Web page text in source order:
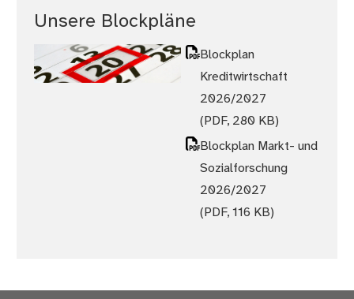
Unsere Blockpläne
Blockplan
Kreditwirtschaft
2026/2027
(PDF, 280 KB)
Blockplan Markt- und
Sozialforschung
2026/2027
(PDF, 116 KB)